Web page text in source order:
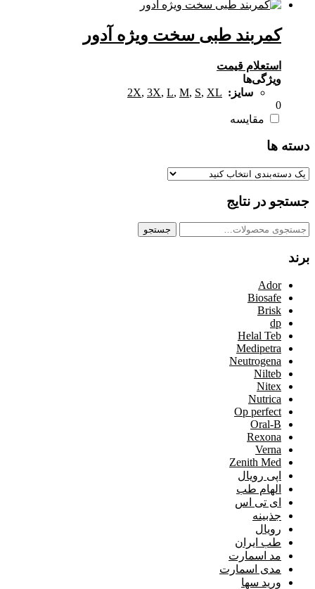
کمربند طبی سخت ویژه آدور
استعلام قیمت
ویژگی‌ها
سایز:
2X, 3X, L, M, S, XL
0
مقایسه
دسته ها
جستجو در نتایج
جستجو
جستجو
برند
Ador
Biosafe
Brisk
dp
Helal Teb
Medipetra
Neutrogena
Nilteb
Nitex
Nutrica
Op perfect
Oral-B
Rexona
Verna
Zenith Med
اپی رویال
الهام طب
ای تی اس
جذبینه
رویال
طب ایران
مد اسمارت
مدی اسمارت
ورید سها